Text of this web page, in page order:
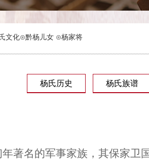
文化⊙黔杨儿女 ⊙杨家将
杨氏历史 杨氏族谱
著名的军事家族，其保家卫